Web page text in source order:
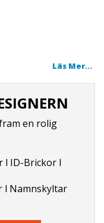
Läs Mer...
en rolig
l ID-Brickor l
l Namnskyltar